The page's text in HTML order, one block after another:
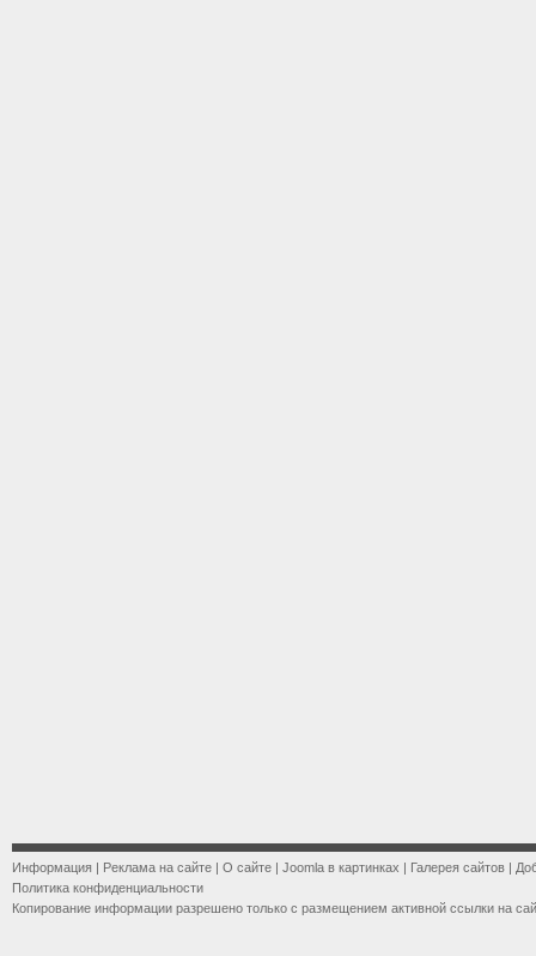
Информация | Реклама на сайте | О сайте | Joomla в картинках | Галерея сайтов |
Политика конфиденциальности
Копирование информации разрешено только с размещением активной ссылки на